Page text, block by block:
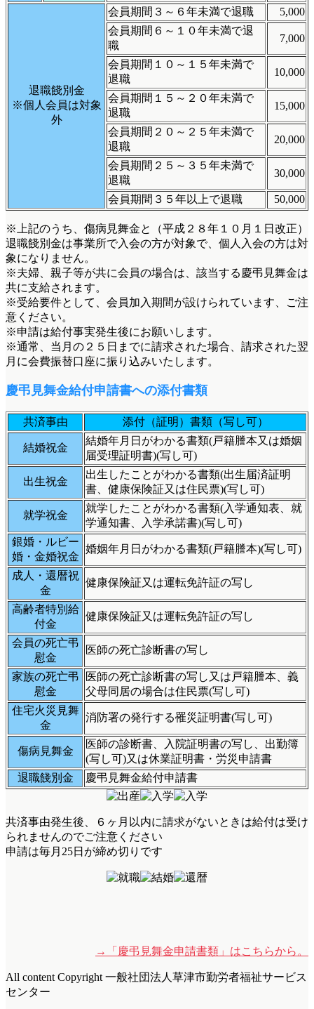
退職餞別金
※個人会員は対象
外
会員期間３～６年未満で退職
5,000
会員期間６～１０年未満で退
職
7,000
会員期間１０～１５年未満で
退職
10,000
会員期間１５～２０年未満で
退職
15,000
会員期間２０～２５年未満で
退職
20,000
会員期間２５～３５年未満で
退職
30,000
会員期間３５年以上で退職 50,000
（平成２８年１０月１日改正）
※上記のうち、傷病見舞金と
退職餞別金は事業所で入会の方が対象で、個人入会の方は対
象になりません。
※夫婦、親子等が共に会員の場合は、該当する慶弔見舞金は
共に支給されます。
※受給要件として、会員加入期間が設けられています、ご注
意ください。
※申請は給付事実発生後にお願いします。
※通常、当月の２５日までに請求された場合、請求された翌
月に会費振替口座に振り込みいたします。
慶弔見舞金給付申請書への添付書類
共済事由 添付（証明）書類（写し可）
結婚祝金
結婚年月日がわかる書類(戸籍謄本又は婚姻
届受理証明書)(写し可)
出生祝金
出生したことがわかる書類(出生届済証明
書、健康保険証又は住民票)(写し可)
就学祝金
就学したことがわかる書類(入学通知表、就
学通知書、入学承諾書)(写し可)
銀婚・ルビー
婚・金婚祝金
婚姻年月日がわかる書類(戸籍謄本)(写し可)
成人・還暦祝
金
健康保険証又は運転免許証の写し
高齢者特別給
付金
健康保険証又は運転免許証の写し
会員の死亡弔
慰金
医師の死亡診断書の写し
家族の死亡弔
慰金
医師の死亡診断書の写し又は戸籍謄本、義
父母同居の場合は住民票(写し可)
住宅火災見舞
金
消防署の発行する罹災証明書(写し可)
傷病見舞金
医師の診断書、入院証明書の写し、出勤簿
(写し可)又は休業証明書・労災申請書
退職餞別金
慶弔見舞金給付申請書
共済事由発生後、６ヶ月以内に請求がないときは給付は受け
られませんのでご注意ください
申請は毎月25日が締め切りです
→「慶弔見舞金申請書類」はこちらから。
All content Copyright 一般社団法人草津市勤労者福祉サービス
センター